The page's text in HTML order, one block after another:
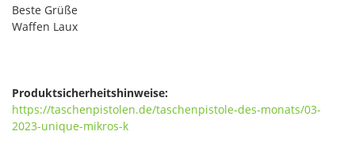
Beste Grüße
Waffen Laux
Produktsicherheitshinweise:
https://taschenpistolen.de/taschenpistole-des-monats/03-
2023-unique-mikros-k